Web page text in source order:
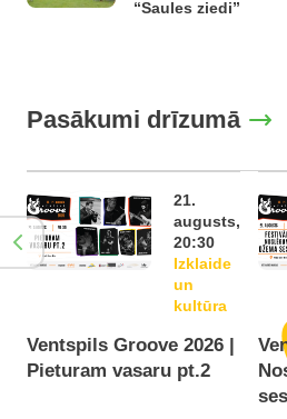
“Saules ziedi”
Pasākumi drīzumā
21.
augusts,
20:30
Izklaide
un
kultūra
Ventspils Groove 2026 |
Pieturam vasaru pt.2